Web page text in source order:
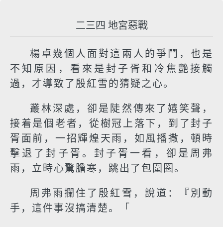
二三四 地宮惡戰
楊卓幾個人面對這兩人的爭鬥，也是
不知原因，看來是封子胥和冷焦艷接觸
過，才導致了殷紅雪的猜疑之心。
叢林深處，卻是陡然傳來了嬉笑聲，
接着是個老者，從樹冠上落下，到了封子
胥面前，一招輝煌天雨，如風播撒，頓時
擊退了封子胥。封子胥一看，卻是周弗
雨，立時心驚膽寒，跳出了包圍圈。
周弗雨攔住了殷紅雪，說道：『別動
手，這件事沒搞清楚。「